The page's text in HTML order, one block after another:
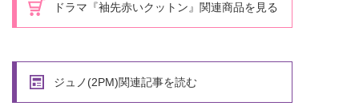
ドラマ『袖先赤いクットン』関連商品を見る
ジュノ(2PM)関連記事を読む